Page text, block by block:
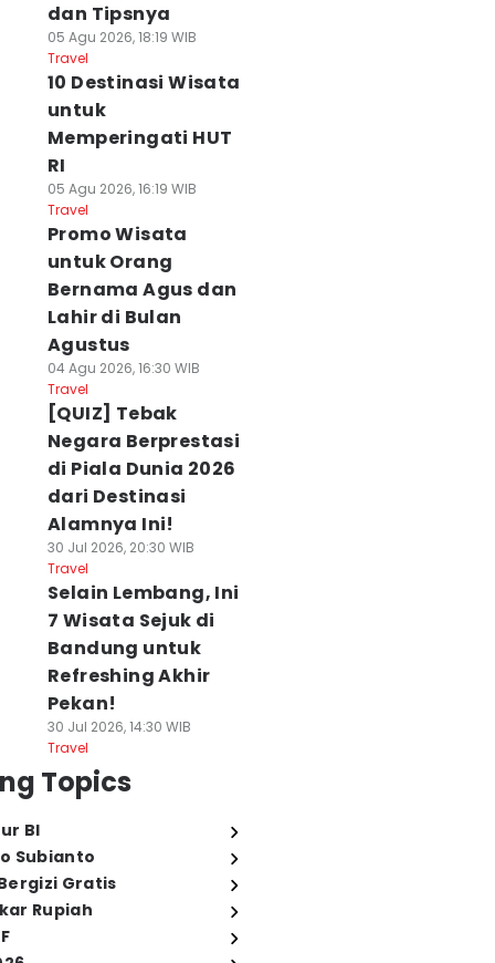
dan Tipsnya
05 Agu 2026, 18:19 WIB
Travel
10 Destinasi Wisata
untuk
Memperingati HUT
RI
05 Agu 2026, 16:19 WIB
Travel
Promo Wisata
untuk Orang
Bernama Agus dan
Lahir di Bulan
Agustus
04 Agu 2026, 16:30 WIB
Travel
[QUIZ] Tebak
Negara Berprestasi
di Piala Dunia 2026
dari Destinasi
Alamnya Ini!
30 Jul 2026, 20:30 WIB
Travel
Selain Lembang, Ini
7 Wisata Sejuk di
Bandung untuk
Refreshing Akhir
Pekan!
30 Jul 2026, 14:30 WIB
Travel
Topics
BI
Subianto
Gratis
Rupiah